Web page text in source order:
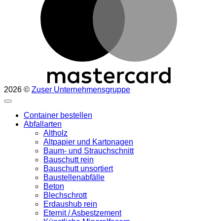
2026 © Zuser Unternehmensgruppe
Container bestellen
Abfallarten
Altholz
Altpapier und Kartonagen
Baum- und Strauchschnitt
Bauschutt rein
Bauschutt unsortiert
Baustellenabfälle
Beton
Blechschrott
Erdaushub rein
Eternit / Asbestzement